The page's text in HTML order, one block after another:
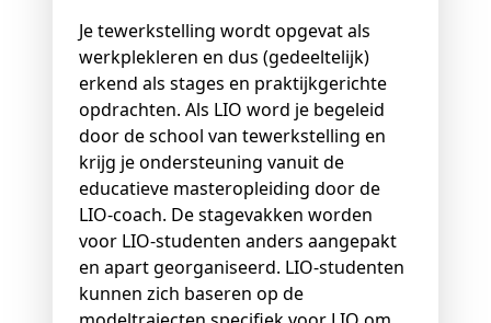
Je tewerkstelling wordt opgevat als
werkplekleren en dus (gedeeltelijk)
erkend als stages en praktijkgerichte
opdrachten. Als LIO word je begeleid
door de school van tewerkstelling en
krijg je ondersteuning vanuit de
educatieve masteropleiding door de
LIO-coach. De stagevakken worden
voor LIO-studenten anders aangepakt
en apart georganiseerd. LIO-studenten
kunnen zich baseren op de